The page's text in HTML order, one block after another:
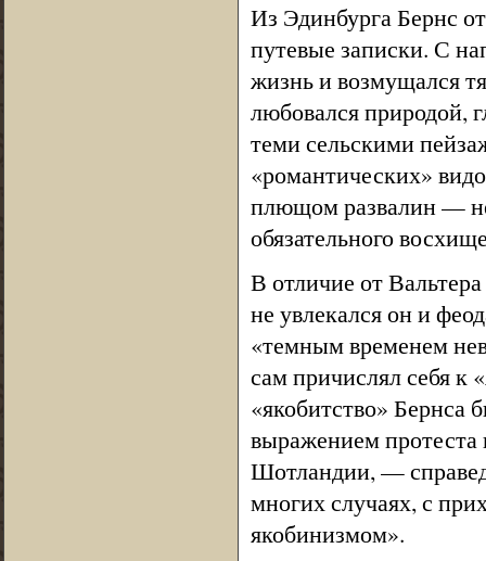
Из Эдинбурга Бернс
путевые записки. С
жизнь и возмущался
любовался природой,
теми сельскими
«романтических»
плющом развалин —
обязательного
В отличие от
не увлекался он и
«темным временем
сам причислял себя к
«якобитство» Бернса
выражением протеста
Шотландии, —
многих случаях, с
якобинизмом».